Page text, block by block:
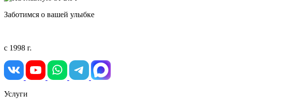
Заботимся о вашей улыбке
с 1998 г.
Услуги